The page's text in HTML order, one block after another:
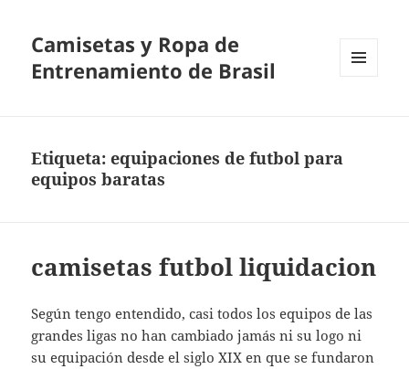
Camisetas y Ropa de
Entrenamiento de Brasil
Etiqueta:equipaciones de futbol para
equipos baratas
camisetas futbol liquidacion
Según tengo entendido, casi todos los equipos de las
grandes ligas no han cambiado jamás ni su logo ni
su equipación desde el siglo XIX en que se fundaron